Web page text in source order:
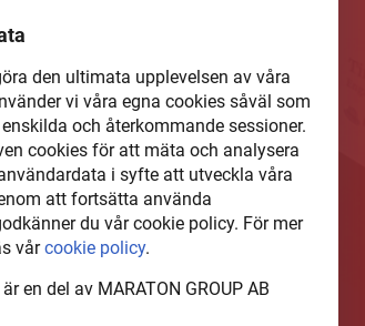
berättelser
näringslivet
läsvärt
äger och förvaltar digitala
den ultimata upplevelsen av våra
vi våra egna cookies såväl som
och återkommande sessioner.
cookies för att mäta och analysera
i syfte att utveckla våra
att fortsätta använda
du vår cookie policy. För mer
vårcookie policy.
en del av MARATON GROUP AB